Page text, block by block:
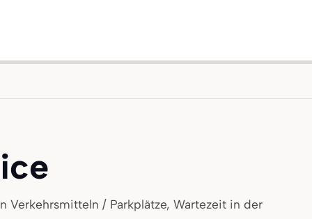
/ Parkplätze, Wartezeit in der